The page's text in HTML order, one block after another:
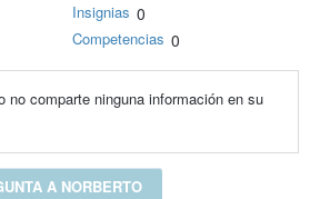
Insignias 0
Competencias 0
no comparte ninguna información en su
A NORBERTO